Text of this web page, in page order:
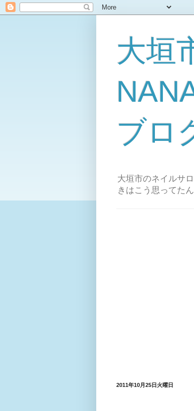
大垣
ブロ
大垣市のネイルサ
きはこう思ってた
2011年10月25日火曜日